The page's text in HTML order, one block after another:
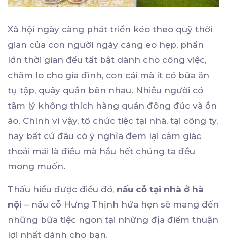
Xã hội ngày càng phát triển kéo theo quỹ thời
gian của con người ngày càng eo hẹp, phần
lớn thời gian đều tất bật dành cho công việc,
chăm lo cho gia đình, con cái mà ít có bữa ăn
tụ tập, quây quần bên nhau. Nhiều người có
tâm lý không thích hàng quán đông đúc và ồn
ào. Chính vì vậy, tổ chức tiệc tại nhà, tại công ty,
hay bất cứ đâu có ý nghĩa đem lại cảm giác
thoải mái là điều mà hầu hết chúng ta đều
mong muốn.
Thấu hiểu được điều đó, nấu cỗ tại nhà ở hà
nội – nấu cỗ Hưng Thịnh hứa hẹn sẽ mang đến
những bữa tiệc ngon tại những địa điểm thuận
lợi nhất dành cho bạn.